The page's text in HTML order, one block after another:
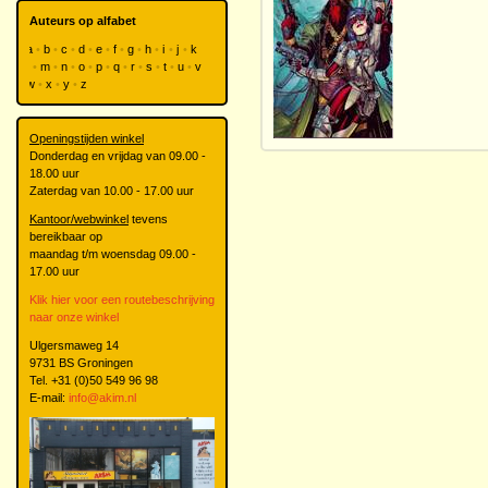
Auteurs op alfabet
a b c d e f g h i j
k
m n o p q r s t u
v
w
x y z
Openingstijden winkel
Donderdag en vrijdag van 09.00 -
18.00 uur
Zaterdag van 10.00 - 17.00 uur
Kantoor/webwinkel tevens
bereikbaar op
maandag t/m woensdag 09.00 -
17.00 uur
Klik hier voor een routebeschrijving
naar onze winkel
Ulgersmaweg 14
9731 BS Groningen
Tel. +31 (0)50 549 96 98
E-mail: info@akim.nl